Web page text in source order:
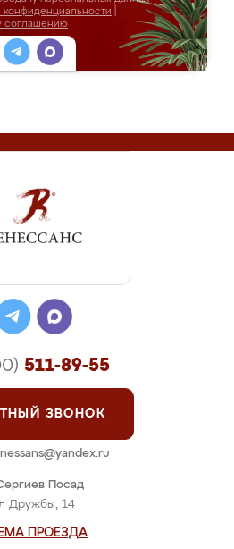
конфиденциальности
соглашению
Посад
Дружбы, 14
ПРОЕЗДА
511-89-55
ЗВОНОК